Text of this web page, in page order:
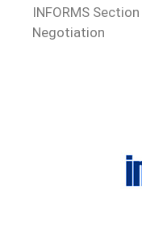
INFORMS
Negotiation